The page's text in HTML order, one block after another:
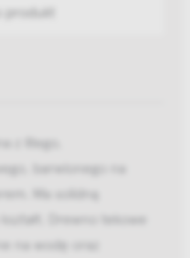
produkt
z litego,
barwionego na
Ma solidną
Drewno tekowe
na wodę oraz